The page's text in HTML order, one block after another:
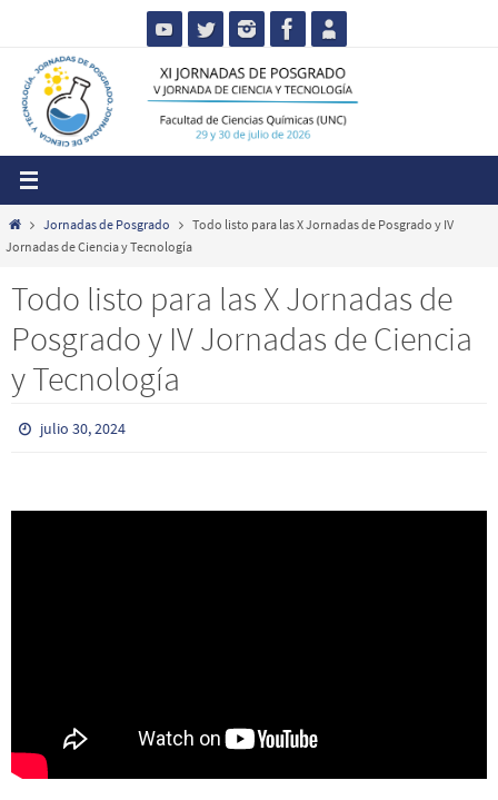
content
HomeJornadas de Posgrado
Todo listo para las X Jornadas de Posgrado y IV
Jornadas de Ciencia y Tecnología
Todo listo para las X Jornadas de
Posgrado y IV Jornadas de Ciencia
y Tecnología
julio 30, 2024